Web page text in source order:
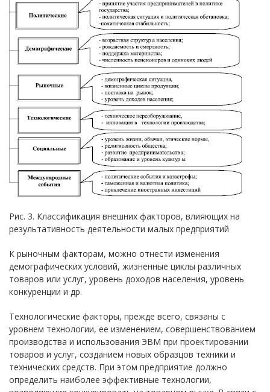
Рис. 3. Классификация внешних факторов, влияющих на
результативность деятельности малых предприятий
К рыночным факторам, можно отнести изменения
демографических условий, жизненные циклы различных
товаров или услуг, уровень доходов населения, уровень
конкуренции и др.
Технологические факторы, прежде всего, связаны с
уровнем технологии, ее изменением, совершенствованием
производства и использования ЭВМ при проектировании
товаров и услуг, созданием новых образцов техники и
технических средств. При этом предприятие должно
определить наиболее эффективные технологии,